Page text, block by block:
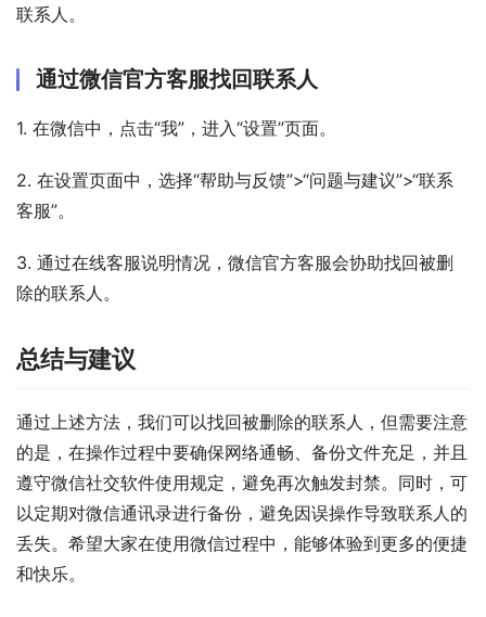
联系人。
通过微信官方客服找回联系人
1. 在微信中，点击“我”，进入“设置”页面。
2. 在设置页面中，选择“帮助与反馈”>“问题与建议”>“联系
客服”。
3. 通过在线客服说明情况，微信官方客服会协助找回被删
除的联系人。
总结与建议
通过上述方法，我们可以找回被删除的联系人，但需要注意
的是，在操作过程中要确保网络通畅、备份文件充足，并且
遵守微信社交软件使用规定，避免再次触发封禁。同时，可
以定期对微信通讯录进行备份，避免因误操作导致联系人的
丢失。希望大家在使用微信过程中，能够体验到更多的便捷
和快乐。